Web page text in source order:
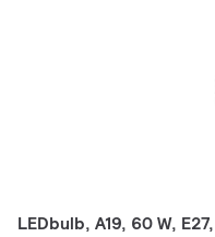
LEDbulb, A19, 60 W,